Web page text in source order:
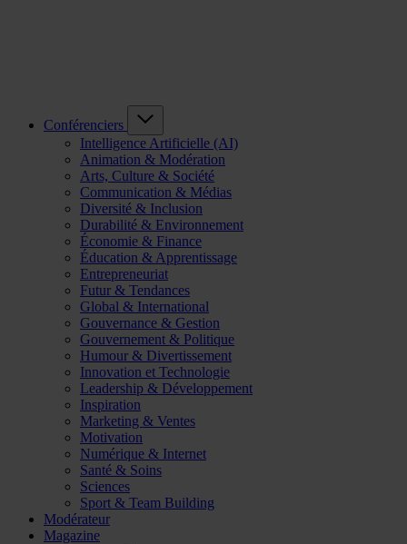
Conférenciers
Intelligence Artificielle (AI)
Animation & Modération
Arts, Culture & Société
Communication & Médias
Diversité & Inclusion
Durabilité & Environnement
Économie & Finance
Éducation & Apprentissage
Entrepreneuriat
Futur & Tendances
Global & International
Gouvernance & Gestion
Gouvernement & Politique
Humour & Divertissement
Innovation et Technologie
Leadership & Développement
Inspiration
Marketing & Ventes
Motivation
Numérique & Internet
Santé & Soins
Sciences
Sport & Team Building
Modérateur
Magazine